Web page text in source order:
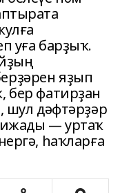
уға барҙыҡ.
яҙып
бер фатирҙан
шул дәфтәрҙәр
ижады — уртаҡ
һаҡларға